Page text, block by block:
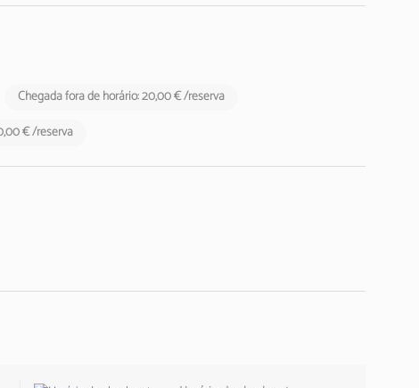
Chegada fora de horário: 20,00 € /reserva
€ /reserva